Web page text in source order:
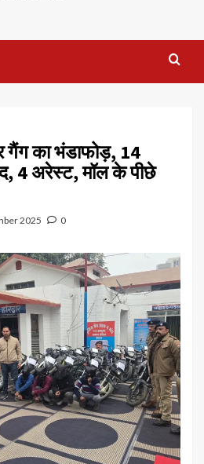
गैंग का भंडाफोड़, 14
4 अरेस्ट, मॉल के पीछे
2025 0